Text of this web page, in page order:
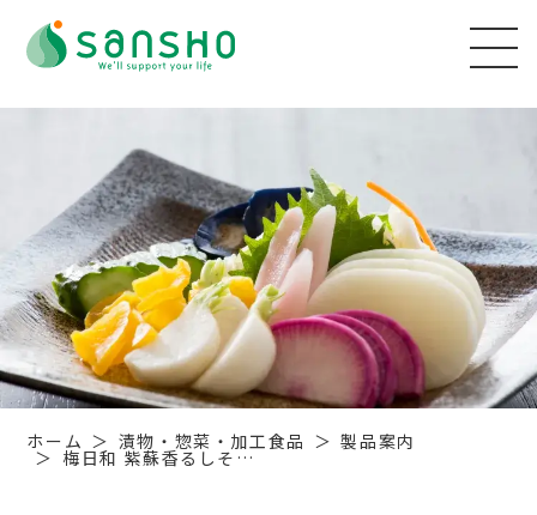
ホーム 漬物・惣菜・加工食品 製品案内
梅日和 紫蘇香るしそ…